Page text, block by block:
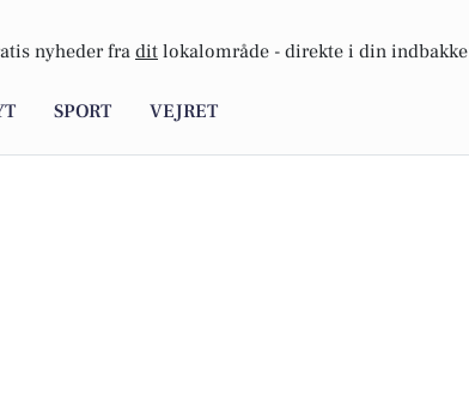
nyheder fra dit lokalområde - direkte i din indbakke
SPORT VEJRET